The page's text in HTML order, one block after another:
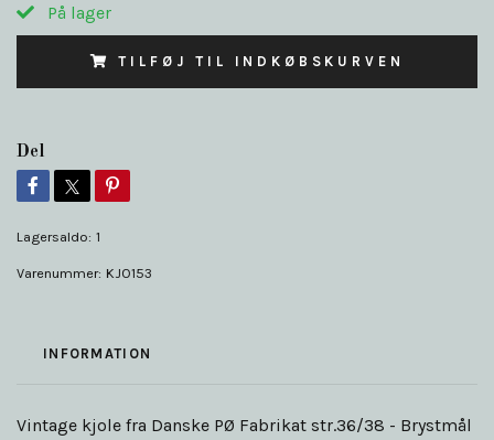
På lager
TILFØJ TIL INDKØBSKURVEN
Del
Lagersaldo: 1
Varenummer: KJO153
INFORMATION
Vintage kjole fra Danske PØ Fabrikat str.36/38 - Brystmål